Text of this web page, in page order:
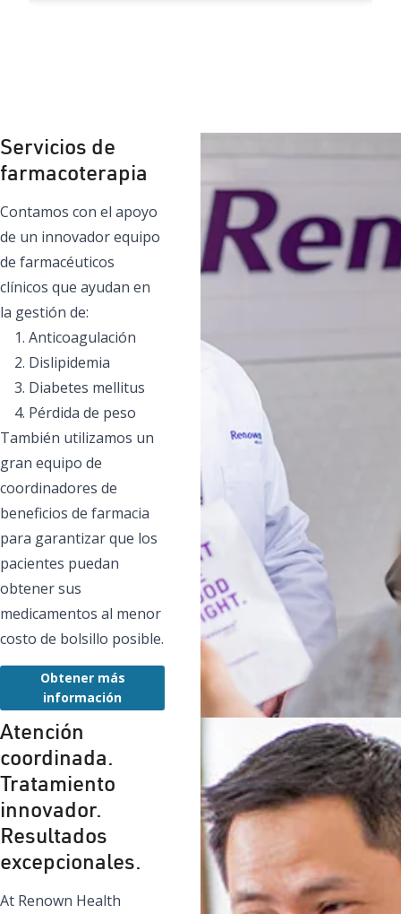
Servicios de
farmacoterapia
Contamos con el apoyo
de un innovador equipo
de farmacéuticos
clínicos que ayudan en
la gestión de:
Anticoagulación
Dislipidemia
Diabetes mellitus
Pérdida de peso
También utilizamos un
gran equipo de
coordinadores de
beneficios de farmacia
para garantizar que los
pacientes puedan
obtener sus
medicamentos al menor
costo de bolsillo posible.
Obtener más
información
Atención
coordinada.
Tratamiento
innovador.
Resultados
excepcionales.
At Renown Health